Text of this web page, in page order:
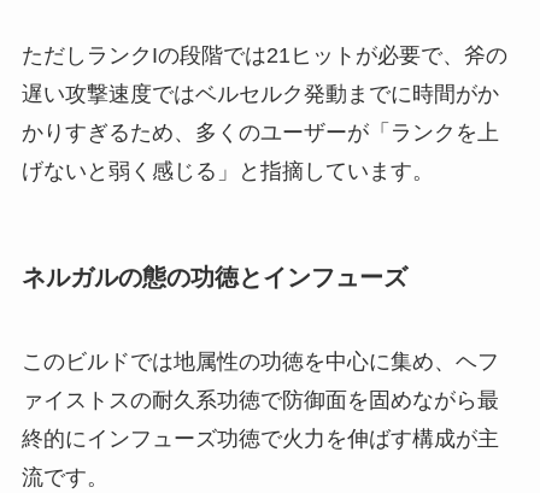
ただしランクIの段階では21ヒットが必要で、斧の
遅い攻撃速度ではベルセルク発動までに時間がか
かりすぎるため、多くのユーザーが「ランクを上
げないと弱く感じる」と指摘しています。
ネルガルの態の功徳とインフューズ
このビルドでは地属性の功徳を中心に集め、ヘフ
ァイストスの耐久系功徳で防御面を固めながら最
終的にインフューズ功徳で火力を伸ばす構成が主
流です。